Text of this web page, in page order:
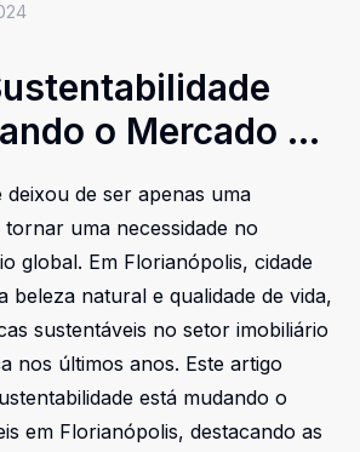
o Mercado de
deixou de ser apenas uma
uma necessidade no
global. Em Florianópolis, cidade
beleza natural e qualidade de vida,
sustentáveis no setor imobiliário
nos últimos anos. Este artigo
está mudando o
em Florianópolis, destacando as